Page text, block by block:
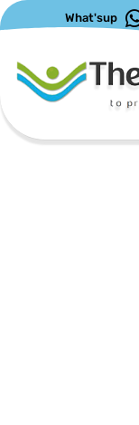
What'sup